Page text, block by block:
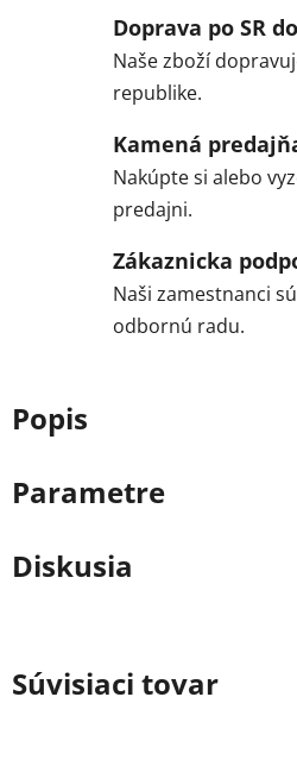
Doprava po SR
Naše zboží
republike.
Kamená
Nakúpte si alebo
predajni.
Zákaznicka
Naši zamestnanci
odbornú radu.
Popis
Parametre
Diskusia
Súvisiaci tovar